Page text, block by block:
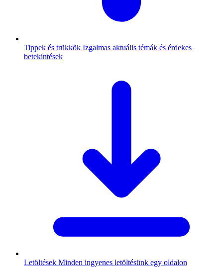
Tippek és trükkök Izgalmas aktuális témák és érdekes
betekintések
Letöltések Minden ingyenes letöltésünk egy oldalon